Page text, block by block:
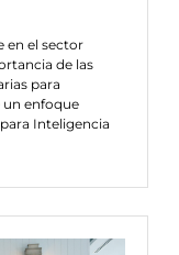
en el sector
de las
para
un enfoque
Inteligencia